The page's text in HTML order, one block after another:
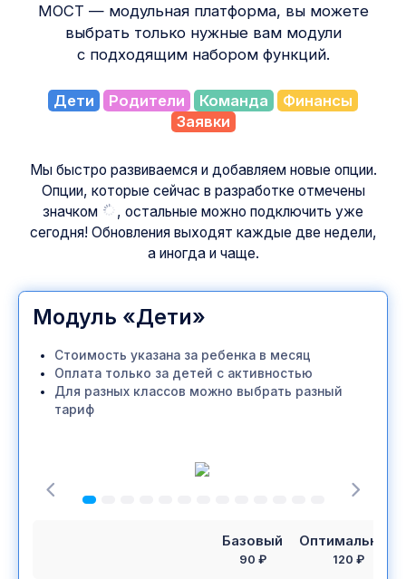
МОСТ — модульная платформа, вы можете
выбрать только нужные вам модули
с подходящим набором функций.
Дети Родители Команда
Финансы
Заявки
Мы быстро развиваемся и добавляем новые опции.
Опции, которые сейчас в разработке отмечены
значком
, остальные можно подключить уже
сегодня! Обновления выходят каждые две недели,
а иногда и чаще.
Модуль «Дети»
Стоимость указана за ребенка в месяц
Оплата только за детей с активностью
Для разных классов можно выбрать разный
тариф
Базовый
90 ₽
Оптимальный
120 ₽